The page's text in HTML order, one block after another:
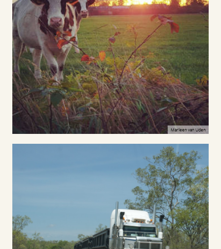
Marleen van Uden